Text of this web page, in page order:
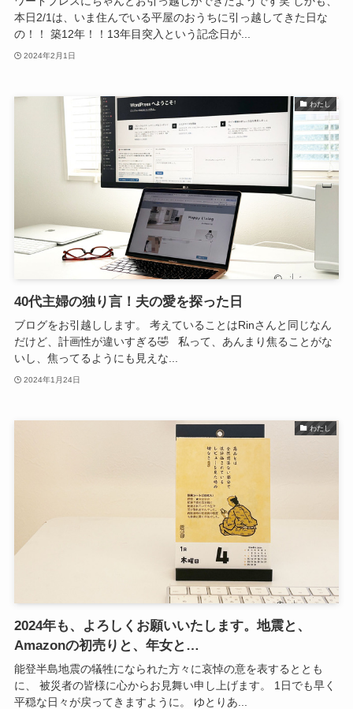
本日2/1は、いま住んでいる平屋のおうちに引っ越してきた日な
の！！ 築12年！！13年目突入という記念日が...
2024年2月1日
わたし
40代主婦の独り言！夫の愛を探った日
ブログをお引越しします。 考えていることはRinさんと同じなん
だけど、計画性が違いすぎる🤣 私って、あんまり焦ることがな
いし、焦ってるようにも見えな...
2024年1月24日
わたし
2024年も、よろしくお願いいたします。地震と、
Amazonの初売りと、年女と…
能登半島地震の犠牲になられた方々に哀悼の意を表するととも
に、 被災者の皆様に心からお見舞い申し上げます。 1日でも早く
平穏な日々が戻ってきますように。 ゆとりあ...